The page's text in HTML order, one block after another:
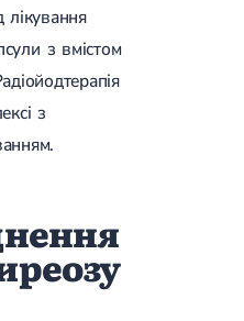
лікування
з вмістом
з